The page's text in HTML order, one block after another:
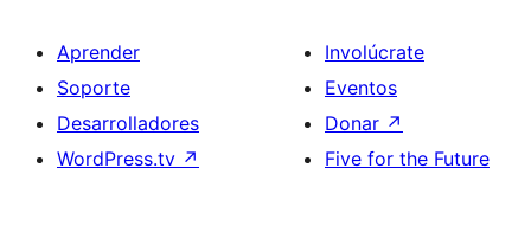
Aprender
Soporte
Desarrolladores
WordPress.tv ↗
Involúcrate
Eventos
Donar ↗
Five for the Future